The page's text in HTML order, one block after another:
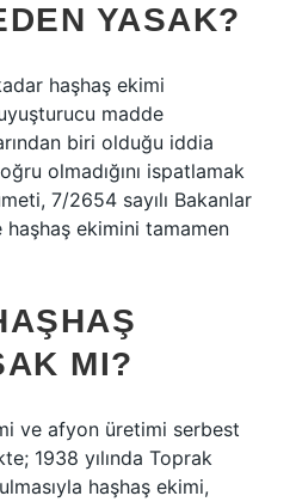
YASAK?
haşhaş ekimi
madde
biri olduğu iddia
olmadığını ispatlamak
7/2654 sayılı Bakanlar
haşhaş ekimini tamamen
MI?
ve afyon üretimi serbest
1938 yılında Toprak
haşhaş ekimi,